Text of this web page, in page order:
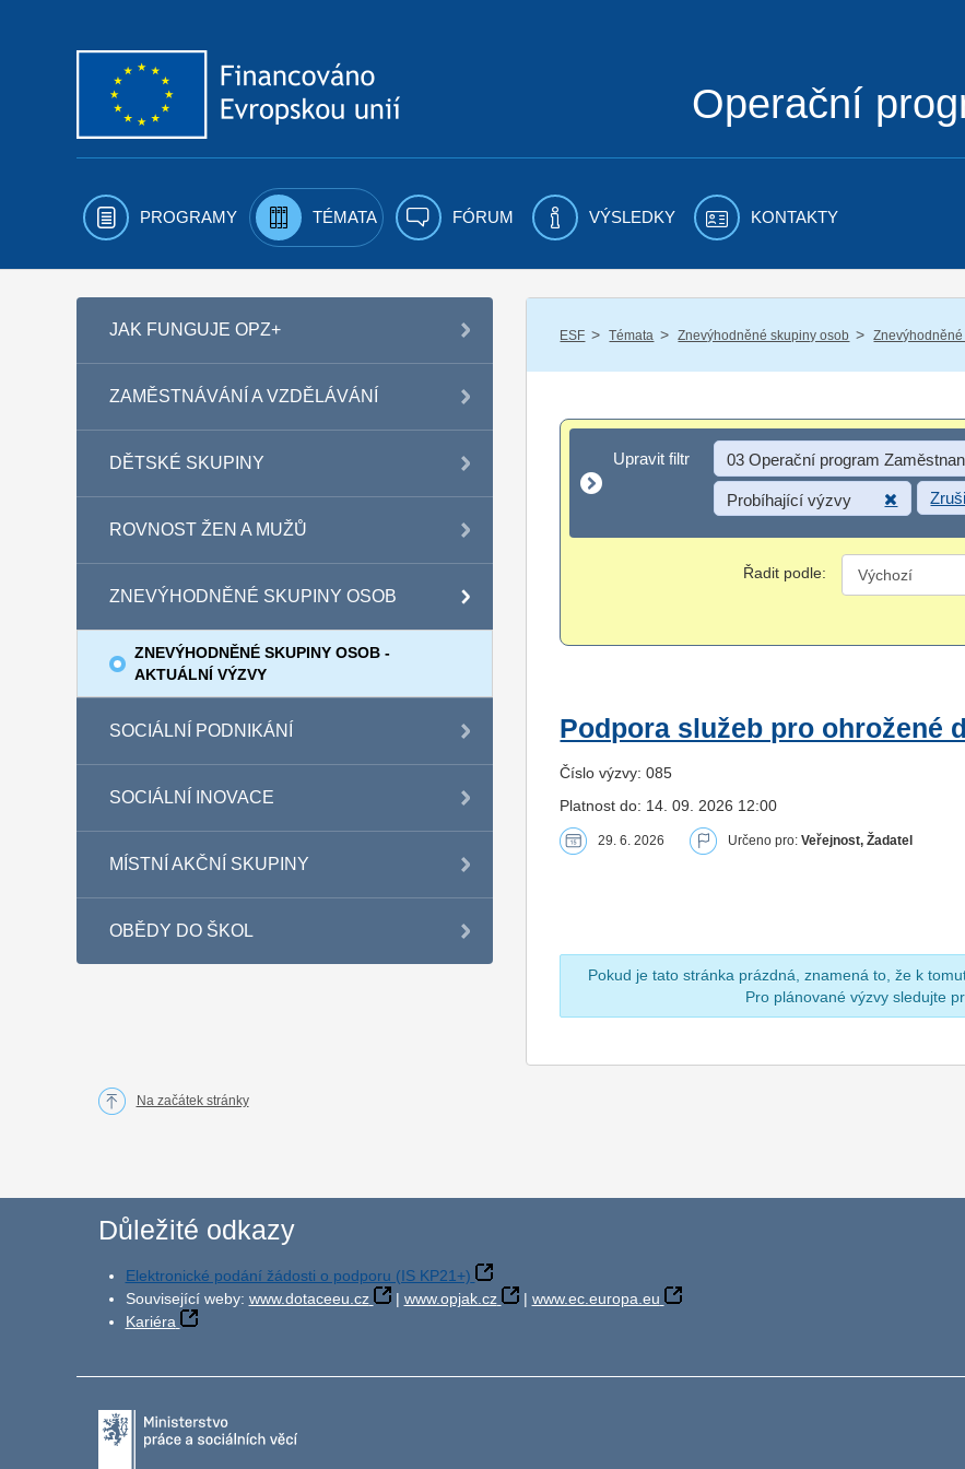
Operační
PROGRAMY TÉMATA FÓRUM VÝSLEDKY KONTAKTY
JAK FUNGUJE OPZ+
ZAMĚSTNÁVÁNÍ A VZDĚLÁVÁNÍ
DĚTSKÉ SKUPINY
ROVNOST ŽEN A MUŽŮ
ZNEVÝHODNĚNÉ SKUPINY OSOB
ZNEVÝHODNĚNÉ SKUPINY OSOB -
AKTUÁLNÍ VÝZVY
SOCIÁLNÍ PODNIKÁNÍ
SOCIÁLNÍ INOVACE
MÍSTNÍ AKČNÍ SKUPINY
OBĚDY DO ŠKOL
ESF / Témata / Znevýhodněné skupiny osob /
Upravit filtr
Upravit filtr 03 Operační program
Probíhající výzvy
Řadit podle:
Podpora služeb pro ohrožené
Číslo výzvy: 085
Platnost do: 14. 09. 2026 12:00
29. 6. 2026 Určeno pro:Veřejnost, Žadatel
Pokud je tato stránka prázdná, znamená to, že k
Pro plánované výzvy sledujte
Na začátek stránky
Důležité odkazy
Elektronické podání žádosti o podporu (IS KP21+)
Související weby: www.dotaceeu.cz | www.opjak.cz | www.ec.europa.eu
Kariéra